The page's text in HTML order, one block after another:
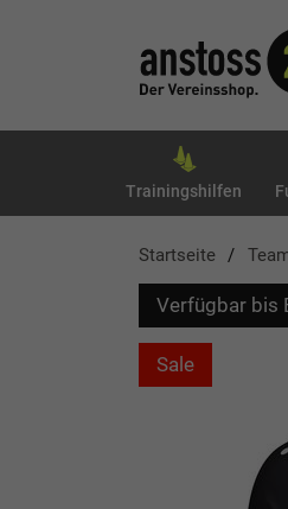
Trainingshilfen
Startseite
Verfügbar bis
Sale